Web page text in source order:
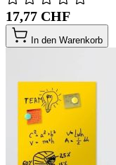
17,77 CHF
In den Warenkorb